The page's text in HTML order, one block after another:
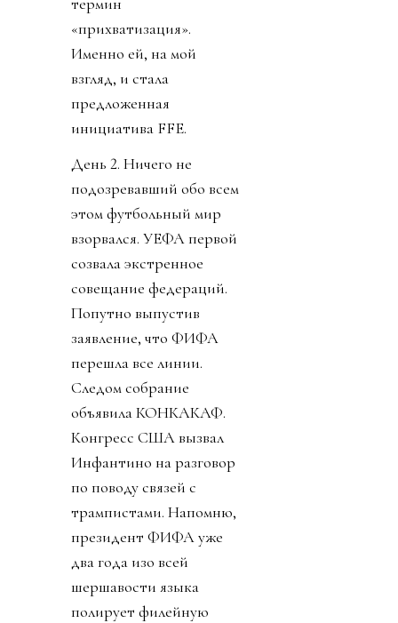
«прихватизация».
Именно ей, на мой
взгляд, и стала
предложенная
инициатива FFE.
День 2. Ничего не
подозревавший обо всем
этом футбольный мир
взорвался. УЕФА первой
созвала экстренное
совещание федераций.
Попутно выпустив
заявление, что ФИФА
перешла все линии.
Следом собрание
объявила КОНКАКАФ.
Конгресс США вызвал
Инфантино на разговор
по поводу связей с
трампистами. Напомню,
президент ФИФА уже
два года изо всей
шершавости языка
полирует филейную